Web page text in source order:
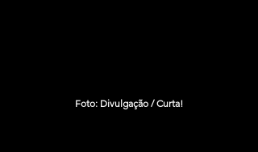
Foto: Divulgação / Curta!